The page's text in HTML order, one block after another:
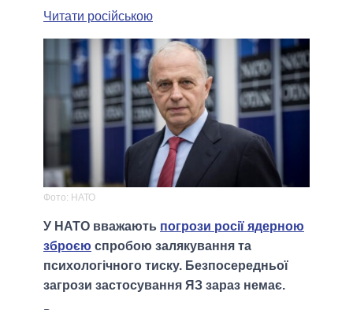
Читати російською
Фото: НАТО
У НАТО вважають погрози росії ядерною
зброєю спробою залякування та
психологічного тиску. Безпосередньої
загрози застосування ЯЗ зараз немає.